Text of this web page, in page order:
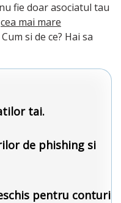
fie doar asociatul tau
cea mai mare
Cum si de ce? Hai sa
tai.
de phishing si
pentru conturi